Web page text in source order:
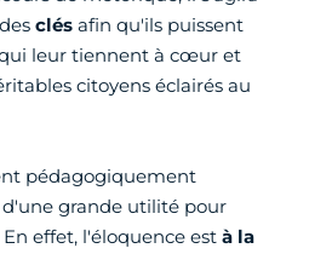
clés afin qu'ils puissent
leur tiennent à cœur et
citoyens éclairés au
pédagogiquement
grande utilité pour
effet, l'éloquence est à la